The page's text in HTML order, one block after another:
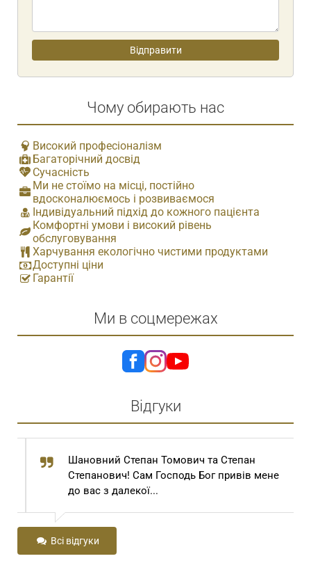
Чому обирають нас
Високий професіоналізм
Багаторічний досвід
Сучасність
Ми не стоїмо на місці, постійно
вдосконалюємось і розвиваємося
Індивідуальний підхід до кожного пацієнта
Комфортні умови і високий рівень
обслуговування
Харчування екологічно чистими продуктами
Доступні ціни
Гарантії
Ми в соцмережах
Відгуки
Шановний Степан Томович та Степан
Степанович! Сам Господь Бог привів мене
до вас з далекої...
Всі відгуки